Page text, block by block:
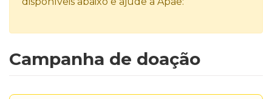
Campanha de doação